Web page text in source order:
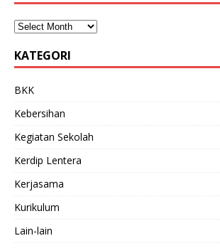
KATEGORI
BKK
Kebersihan
Kegiatan Sekolah
Kerdip Lentera
Kerjasama
Kurikulum
Lain-lain